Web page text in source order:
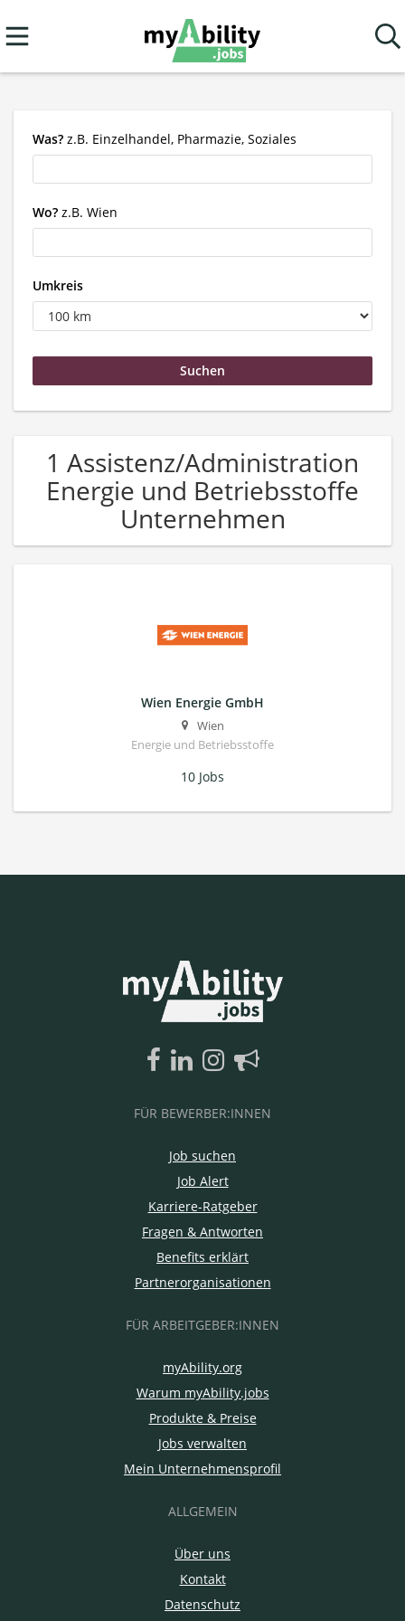
Was? z.B. Einzelhandel, Pharmazie, Soziales
Wo? z.B. Wien
Umkreis
1 Assistenz/Administration
Energie und Betriebsstoffe
Unternehmen
Wien Energie GmbH
Wien
Energie und Betriebsstoffe
10 Jobs
FÜR BEWERBER:INNEN
Job suchen
Job Alert
Karriere-Ratgeber
Fragen & Antworten
Benefits erklärt
Partnerorganisationen
FÜR ARBEITGEBER:INNEN
myAbility.org
Warum myAbility.jobs
Produkte & Preise
Jobs verwalten
Mein Unternehmensprofil
ALLGEMEIN
Über uns
Kontakt
Datenschutz